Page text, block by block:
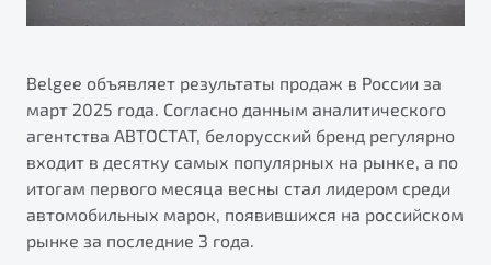
S50
Элегантный и практичный седан
Узнайте о специальных выгодах при покупке
Помощь на дорогах
Belgee объявляет результаты продаж в России за
март 2025 года. Согласно данным аналитического
агентства АВТОСТАТ, белорусский бренд регулярно
входит в десятку самых популярных на рынке, а по
итогам первого месяца весны стал лидером среди
автомобильных марок, появившихся на российском
рынке за последние 3 года.